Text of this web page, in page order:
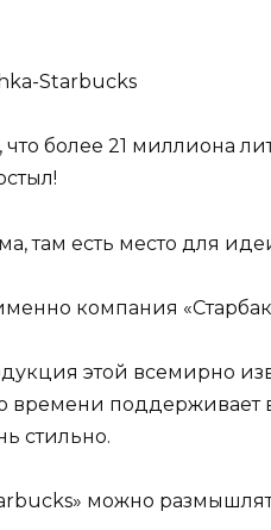
более 21 миллиона
там есть место для
компания
этой всемирно
времени поддерживает
стильно.
можно